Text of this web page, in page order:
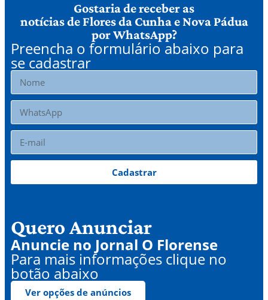
Gostaria de receber as
notícias de Flores da Cunha e Nova Pádua
por WhatsApp?
Preencha o formulário abaixo para
se cadastrar
Cadastrar
Quero Anunciar
Anuncie no Jornal O Florense
Para mais informações clique no
botão abaixo
Ver opções de anúncios